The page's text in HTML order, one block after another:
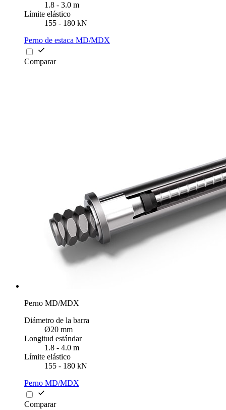
1.8 - 3.0 m
Límite elástico
155 - 180 kN
Perno de estaca MD/MDX
Comparar
Perno MD/MDX
Diámetro de la barra
Ø20 mm
Longitud estándar
1.8 - 4.0 m
Límite elástico
155 - 180 kN
Perno MD/MDX
Comparar